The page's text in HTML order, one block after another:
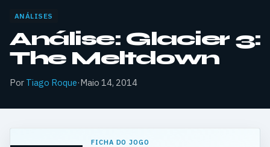
ANÁLISES
Análise: Glacier 3:
The Meltdown
Por Tiago Roque·Maio 14, 2014
FICHA DO JOGO